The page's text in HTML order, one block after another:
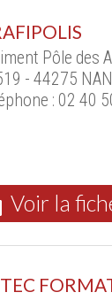
Pôle des
- 44275
: 02 40
Voir la